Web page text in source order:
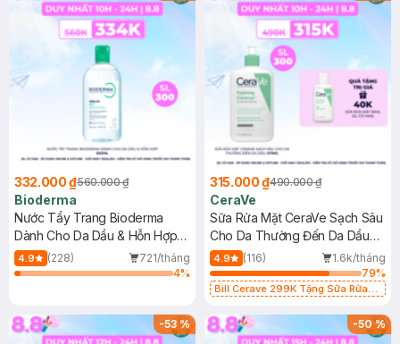
332.000 ₫560.000 ₫
Bioderma
Nước Tẩy Trang Bioderma
Dành Cho Da Dầu & Hỗn Hợp
500ml
4.9 (228)
721/tháng
4%
315.000 ₫490.000 ₫
CeraVe
Sữa Rửa Mặt CeraVe Sạch Sâu
Cho Da Thường Đến Da Dầu
473ml
4.9 (116)
1.6k/tháng
79%
Bill Cerave 299K Tặng Sữa Rửa
-53% -50%